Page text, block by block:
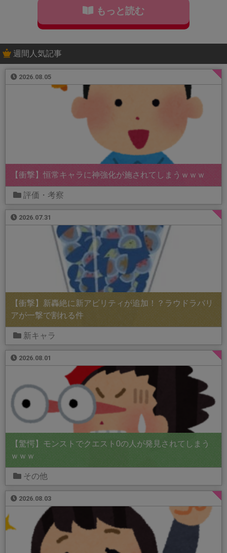
もっと読む
週間人気記事
2026.08.05
【衝撃】恒常キャラに神強化が施されてしまうｗｗｗ
評価・考察
2026.07.31
【衝撃】新轟絶に新アビリティが追加！？ラウドラバリ
アが一撃で割れる件
新キャラ
2026.08.01
【驚愕】モンストでクエスト0の人が発見されてしまう
ｗｗｗ
その他
2026.08.03